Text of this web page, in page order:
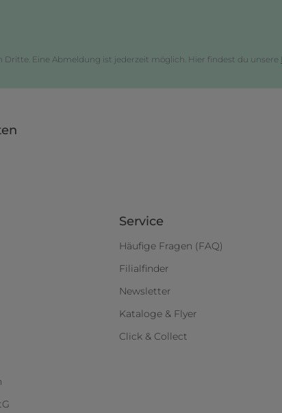
Dritte. Eine Abmeldung ist jederzeit möglich. Hier findest du unsere
Service
Häufige Fragen (FAQ)
Filialfinder
Newsletter
Kataloge & Flyer
Click & Collect